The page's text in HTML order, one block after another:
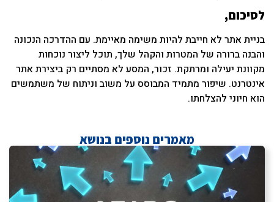
לסיכום,
בניית אתר לא חייבת להיות משימה מאיימת. עם ההדרכה הנכונה
והבנה ברורה של המטרות והקהל שלך, תוכל ליצור נוכחות
מקוונת יעילה ומרתקת. זכור, המסע לא מסתיים רק ביצירת אתר
אינטרנט. שיפור מתמיד המבוסס על משוב וניתוח של משתמשים
הוא חיוני להצלחתו.
מאמרים נוספים בנושא